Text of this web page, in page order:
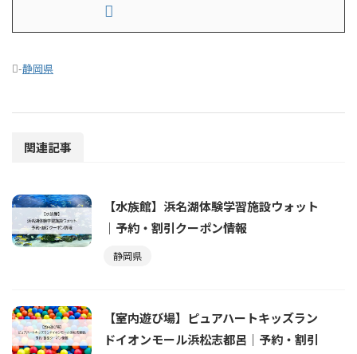
-静岡県
関連記事
【水族館】浜名湖体験学習施設ウォット
｜予約・割引クーポン情報
静岡県
【室内遊び場】ピュアハートキッズラン
ドイオンモール浜松志都呂｜予約・割引